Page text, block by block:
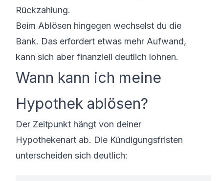
Rückzahlung.
Beim Ablösen hingegen wechselst du die
Bank. Das erfordert etwas mehr Aufwand,
kann sich aber finanziell deutlich lohnen.
Wann kann ich meine
Hypothek ablösen?
Der Zeitpunkt hängt von deiner
Hypothekenart ab. Die Kündigungsfristen
unterscheiden sich deutlich: